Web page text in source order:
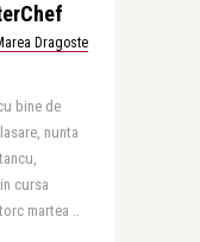
Dragoste
bine de
nunta
cursa
martea ..